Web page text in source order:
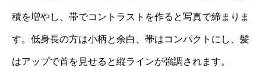
積を増やし、帯でコントラストを作ると写真で締まりま
す。低身長の方は小柄と余白、帯はコンパクトにし、髪
はアップで首を見せると縦ラインが強調されます。